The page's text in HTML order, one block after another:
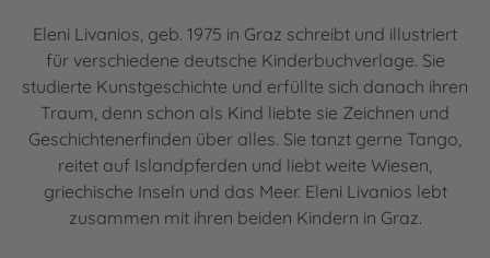
Eleni Livanios, geb. 1975 in Graz schreibt und illustriert
für verschiedene deutsche Kinderbuchverlage. Sie
studierte Kunstgeschichte und erfüllte sich danach ihren
Traum, denn schon als Kind liebte sie Zeichnen und
Geschichtenerfinden über alles. Sie tanzt gerne Tango,
reitet auf Islandpferden und liebt weite Wiesen,
griechische Inseln und das Meer. Eleni Livanios lebt
zusammen mit ihren beiden Kindern in Graz.